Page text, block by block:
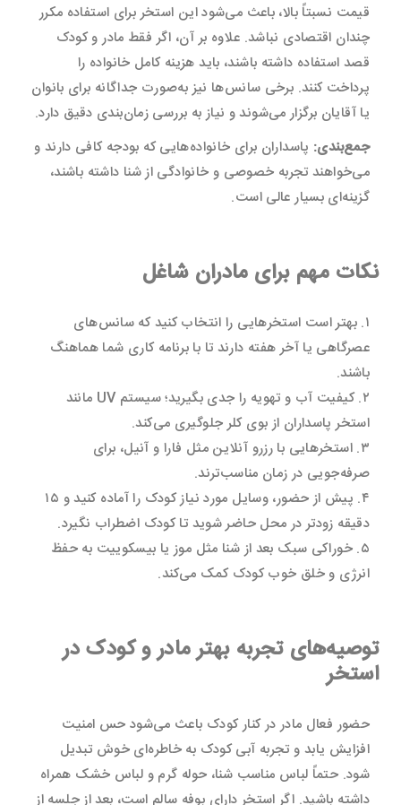
قیمت نسبتاً بالا، باعث می‌شود این استخر برای استفاده مکرر
چندان اقتصادی نباشد. علاوه بر آن، اگر فقط مادر و کودک
قصد استفاده داشته باشند، باید هزینه کامل خانواده را
پرداخت کنند. برخی سانس‌ها نیز به‌صورت جداگانه برای بانوان
یا آقایان برگزار می‌شوند و نیاز به بررسی زمان‌بندی دقیق دارد.
جمع‌بندی: پاسداران برای خانواده‌هایی که بودجه کافی دارند و
می‌خواهند تجربه خصوصی و خانوادگی از شنا داشته باشند،
گزینه‌ای بسیار عالی است.
نکات مهم برای مادران شاغل
۱. بهتر است استخرهایی را انتخاب کنید که سانس‌های
عصرگاهی یا آخر هفته دارند تا با برنامه کاری شما هماهنگ
باشند.
۲. کیفیت آب و تهویه را جدی بگیرید؛ سیستم UV مانند
استخر پاسداران از بوی کلر جلوگیری می‌کند.
۳. استخرهایی با رزرو آنلاین مثل فارا و آنیل، برای
صرفه‌جویی در زمان مناسب‌ترند.
۴. پیش از حضور، وسایل مورد نیاز کودک را آماده کنید و ۱۵
دقیقه زودتر در محل حاضر شوید تا کودک اضطراب نگیرد.
۵. خوراکی سبک بعد از شنا مثل موز یا بیسکوییت به حفظ
انرژی و خلق خوب کودک کمک می‌کند.
توصیه‌های تجربه بهتر مادر و کودک در
استخر
حضور فعال مادر در کنار کودک باعث می‌شود حس امنیت
افزایش یابد و تجربه آبی کودک به خاطره‌ای خوش تبدیل
شود. حتماً لباس مناسب شنا، حوله گرم و لباس خشک همراه
داشته باشید. اگر استخر دارای بوفه سالم است، بعد از جلسه از